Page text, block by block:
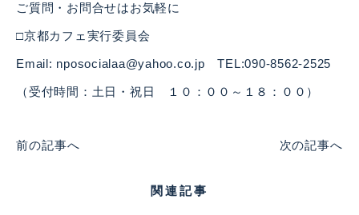
ご質問・お問合せはお気軽に
□京都カフェ実行委員会
Email: nposocialaa@yahoo.co.jp TEL:090-8562-2525
（受付時間：土日・祝日 １０：００～１８：００）
前の記事へ 次の記事へ
関連記事